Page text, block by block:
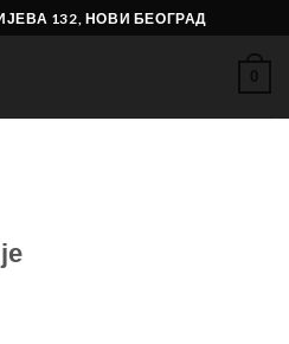
132, НОВИ БЕОГРАД
0